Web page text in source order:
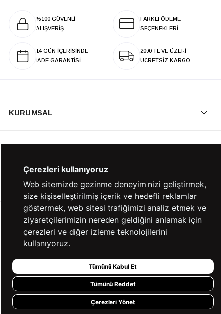
%100 GÜVENLİ
ALIŞVERİŞ
FARKLI ÖDEME
SEÇENEKLERİ
14 GÜN İÇERİSİNDE
İADE GARANTİSİ
2000 TL VE ÜZERİ
ÜCRETSİZ KARGO
KURUMSAL
YARDIM
BİZE ULAŞIN
KVKK ve GİZLİLİK
Çerezleri kullanıyoruz
Web sitemizde gezinme deneyiminizi geliştirmek,
size kişiselleştirilmiş içerik ve hedefli reklamlar
göstermek, web sitesi trafiğimizi analiz etmek ve
ziyaretçilerimizin nereden geldiğini anlamak için
çerezleri ve diğer izleme teknolojilerini
kullanıyoruz.
Tümünü Kabul Et
Tümünü Reddet
Çerezleri Yönet